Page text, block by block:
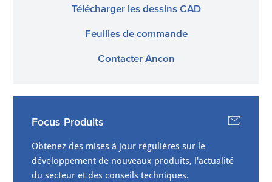
Télécharger les dessins CAD
Feuilles de commande
Contacter Ancon
Focus Produits
Obtenez des mises à jour régulières sur le
développement de nouveaux produits, l'actualité
du secteur et des conseils techniques.